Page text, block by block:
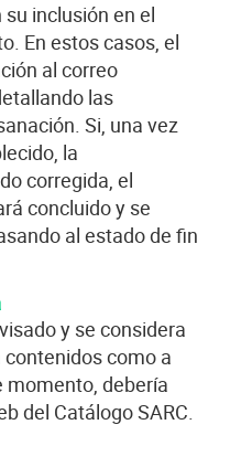
inclusión en el
En estos casos, el
al correo
las
Si, una vez
la
corregida, el
concluido y se
al estado de fin
y se considera
como a
momento, debería
del Catálogo SARC.